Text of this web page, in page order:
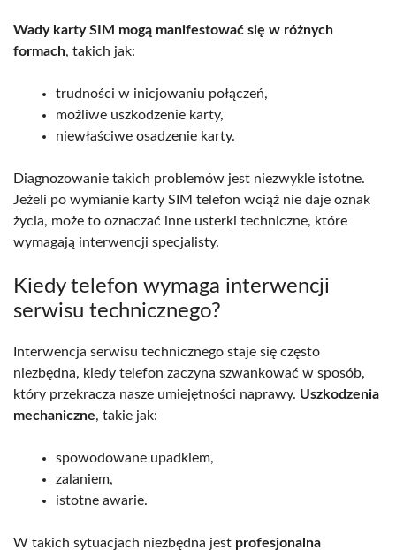
Wady karty SIM mogą manifestować się w różnych
formach, takich jak:
trudności w inicjowaniu połączeń,
możliwe uszkodzenie karty,
niewłaściwe osadzenie karty.
Diagnozowanie takich problemów jest niezwykle istotne.
Jeżeli po wymianie karty SIM telefon wciąż nie daje oznak
życia, może to oznaczać inne usterki techniczne, które
wymagają interwencji specjalisty.
Kiedy telefon wymaga interwencji
serwisu technicznego?
Interwencja serwisu technicznego staje się często
niezbędna, kiedy telefon zaczyna szwankować w sposób,
który przekracza nasze umiejętności naprawy. Uszkodzenia
mechaniczne, takie jak:
spowodowane upadkiem,
zalaniem,
istotne awarie.
W takich sytuacjach niezbędna jest profesjonalna